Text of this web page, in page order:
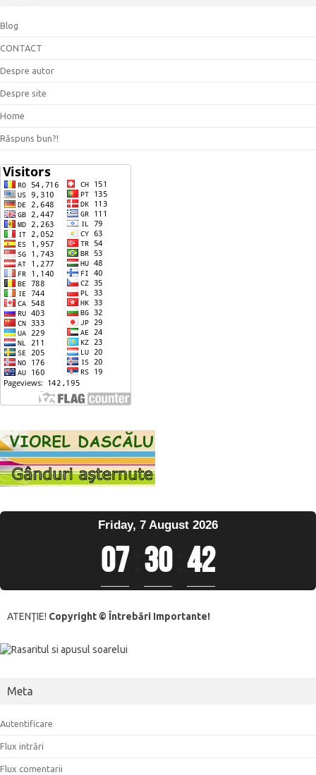
Blog
CONTACT
Despre autor
Despre site
Home
Răspuns bun?!
Friday, 7 August 2026
07 30 42
ATENŢIE! Copyright © Întrebări Importante!
Meta
Autentificare
Flux intrări
Flux comentarii